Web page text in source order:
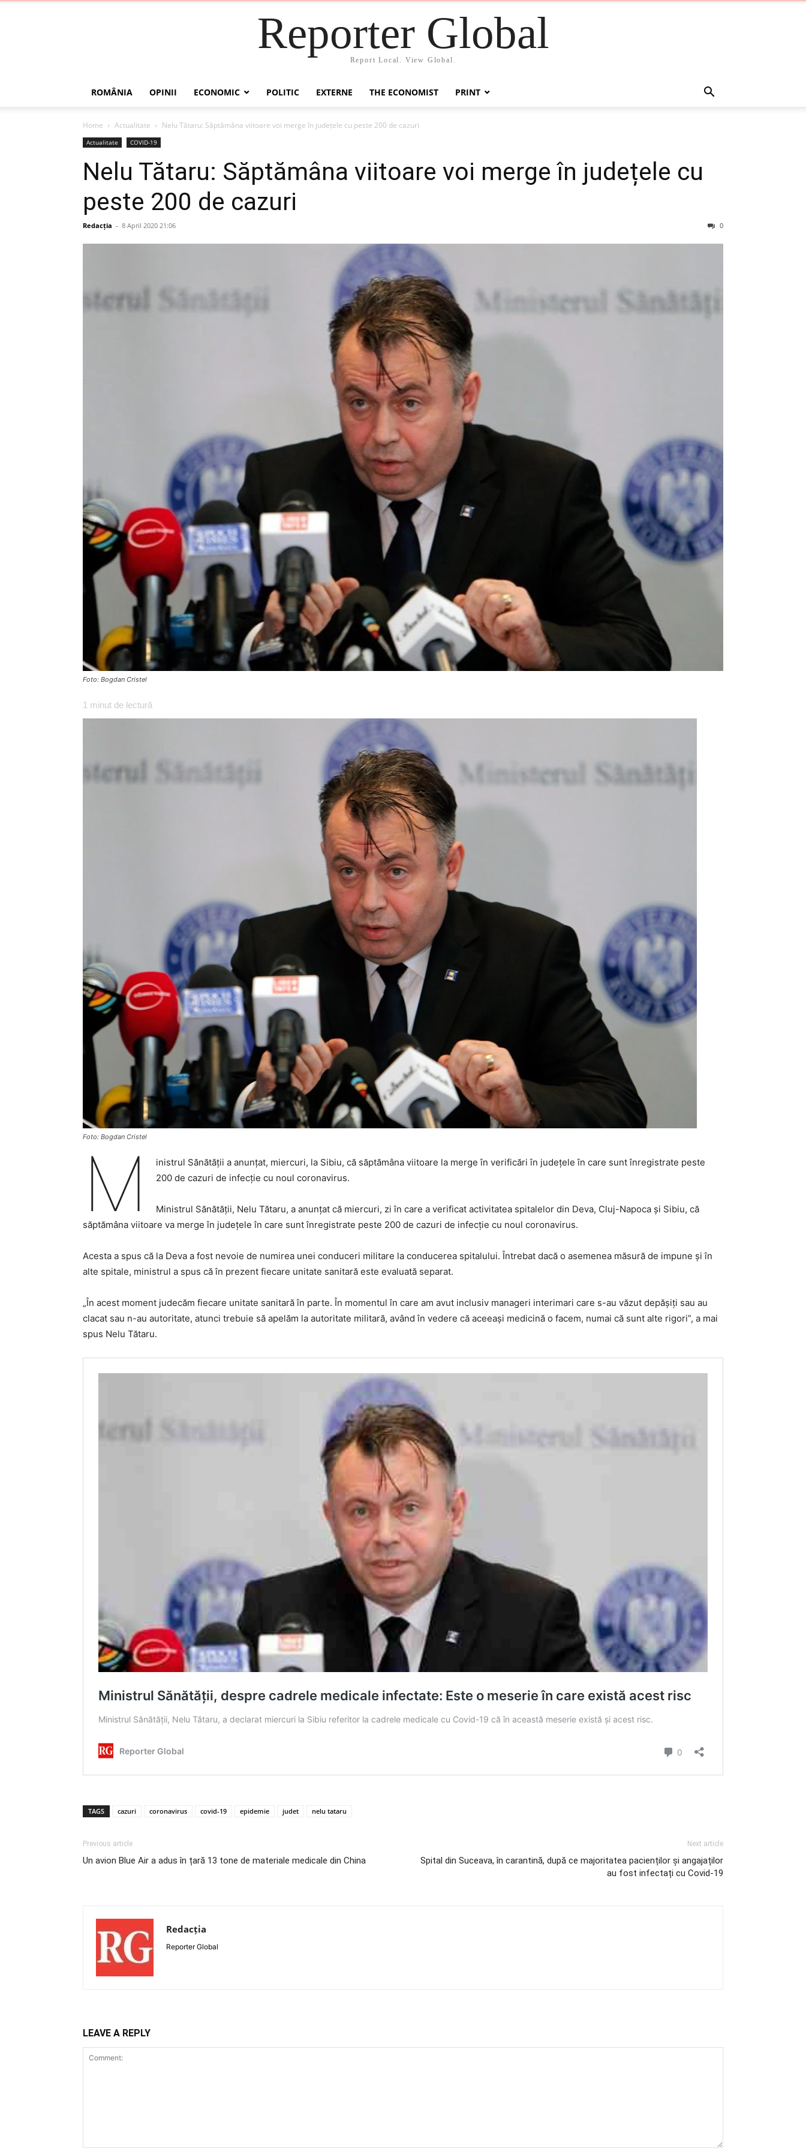
Reporter Global
Report Local. View Global.
ROMÂNIA OPINII ECONOMIC POLITIC EXTERNE THE ECONOMIST PRINT
Home Actualitate Nelu Tătaru: Săptămâna viitoare voi merge în județele cu peste 200 de cazuri
Actualitate COVID-19
Nelu Tătaru: Săptămâna viitoare voi merge în județele cu
peste 200 de cazuri
Redacția - 8 April 2020 21:06 0
Foto: Bogdan Cristel
1 minut de lectură
Foto: Bogdan Cristel
M
inistrul Sănătății a anunțat, miercuri, la Sibiu, că săptămâna viitoare la merge în verificări în județele în care sunt înregistrate peste
200 de cazuri de infecție cu noul coronavirus.
Ministrul Sănătății, Nelu Tătaru, a anunțat că miercuri, zi în care a verificat activitatea spitalelor din Deva, Cluj-Napoca și Sibiu, că
săptămâna viitoare va merge în județele în care sunt înregistrate peste 200 de cazuri de infecție cu noul coronavirus.
Acesta a spus că la Deva a fost nevoie de numirea unei conduceri militare la conducerea spitalului. Întrebat dacă o asemenea măsură de impune și în
alte spitale, ministrul a spus că în prezent fiecare unitate sanitară este evaluată separat.
„În acest moment judecăm fiecare unitate sanitară în parte. În momentul în care am avut inclusiv manageri interimari care s-au văzut depășiți sau au
clacat sau n-au autoritate, atunci trebuie să apelăm la autoritate militară, având în vedere că aceeași medicină o facem, numai că sunt alte rigori”, a mai
spus Nelu Tătaru.
TAGS cazuri coronavirus covid-19 epidemie judet nelu tataru
Previous article
Un avion Blue Air a adus în țară 13 tone de materiale medicale din China
Next article
Spital din Suceava, în carantină, după ce majoritatea pacienților și angajaților
au fost infectați cu Covid-19
Redacția
Reporter Global
LEAVE A REPLY